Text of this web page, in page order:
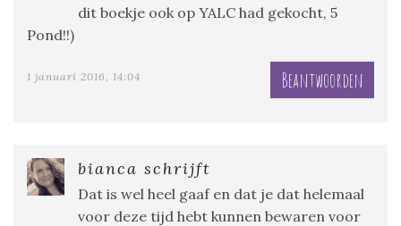
dit boekje ook op YALC had gekocht, 5
Pond!!)
1 januari 2016, 14:04 Beantwoorden
bianca schrijft
Dat is wel heel gaaf en dat je dat helemaal
voor deze tijd hebt kunnen bewaren voor